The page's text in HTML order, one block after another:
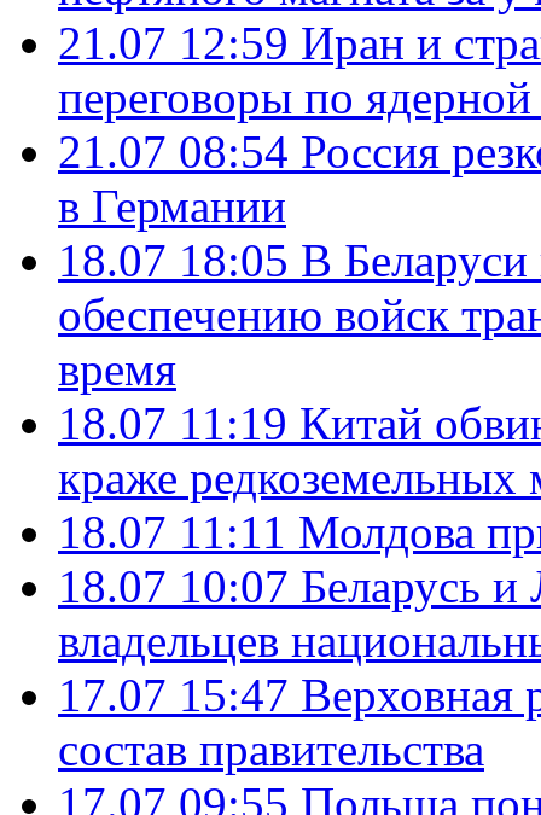
21.07 12:59 Иран и
переговоры по
21.07 08:54 Россия
в Германии
18.07 18:05 В
обеспечению войск
время
18.07 11:19 Китай
краже редкоземельных
18.07 11:11 Молдова
18.07 10:07 Беларусь
владельцев
17.07 15:47 Верховная
состав правительства
17.07 09:55 Польша